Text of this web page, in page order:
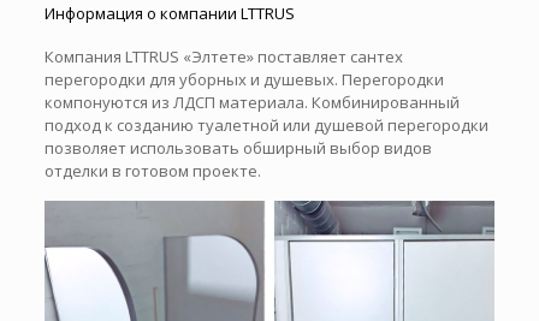
Информация о компании LTTRUS
Компания LTTRUS «Элтете» поставляет сантех
перегородки для уборных и душевых. Перегородки
компонуются из ЛДСП материала. Комбинированный
подход к созданию туалетной или душевой перегородки
позволяет использовать обширный выбор видов
отделки в готовом проекте.